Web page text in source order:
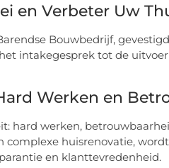
en Verbeter Uw
Bouwbedrijf,
intakegesprek tot de
Werken en
hard werken,
huisrenovatie,
en klanttevredenheid.